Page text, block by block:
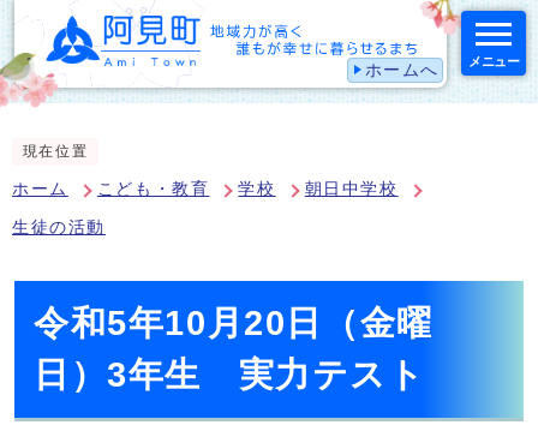
ホームへ メニュー
現在位置
ホーム こども・教育 学校 朝日中学校
生徒の活動
令和5年10月20日（金曜
日）3年生 実力テスト